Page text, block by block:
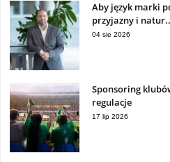
Aby język marki
przyjazny i
04 sie 2026
Sponsoring
regulacje
17 lip 2026